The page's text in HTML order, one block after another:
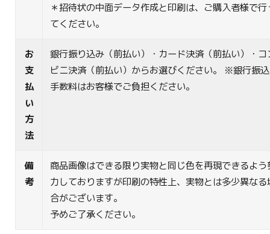
＊招待状の中面データ作成と印刷は、ご購入者様で行
てください。
お
支
払
い
方
法
銀行振り込み（前払い）・カード決済（前払い）・コ
ビニ決済（前払い）からお選びください。 ※銀行振
手数料はお客様でご負担ください。
備
考
商品画像はできる限り実物と同じ色を再現できるよう
力しておりますが印刷の特性上、実物とは多少異なる
合がございます。
予めご了承ください。